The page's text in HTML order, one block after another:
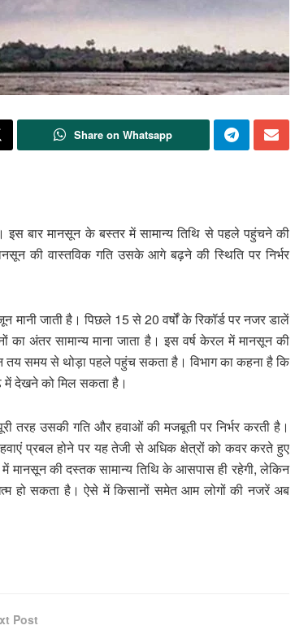
Share on Whatsapp
इस बार मानसून के बस्तर में सामान्य तिथि से पहले पहुंचने की
की वास्तविक गति उसके आगे बढ़ने की स्थिति पर निर्भर
मानी जाती है। पिछले 15 से 20 वर्षों के रिकॉर्ड पर नजर डालें
का अंतर सामान्य माना जाता है। इस वर्ष केरल में मानसून की
तय समय से थोड़ा पहले पहुंच सकता है। विभाग का कहना है कि
में देखने को मिल सकता है।
तरह उसकी गति और हवाओं की मजबूती पर निर्भर करती है।
प्रबल होने पर यह तेजी से अधिक क्षेत्रों को कवर करते हुए
की दस्तक सामान्य तिथि के आसपास ही रहेगी, लेकिन
हो सकता है। ऐसे में किसानों समेत आम लोगों की नजरें अब
Post